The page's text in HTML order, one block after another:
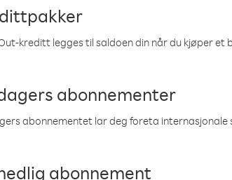
kreditt legges til saldoen din når du kjøper et
abonnementer
abonnementet lar deg foreta internasjonale
abonnement